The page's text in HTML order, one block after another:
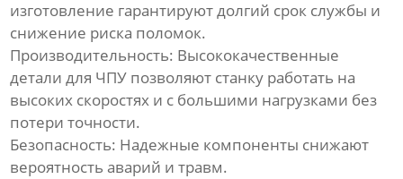
изготовление гарантируют долгий срок службы и
снижение риска поломок.
Производительность: Высококачественные
детали для ЧПУ позволяют станку работать на
высоких скоростях и с большими нагрузками без
потери точности.
Безопасность: Надежные компоненты снижают
вероятность аварий и травм.